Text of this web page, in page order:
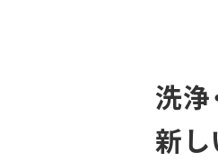
洗浄
新し